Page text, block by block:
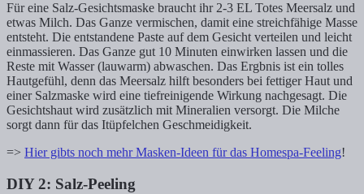
Für eine Salz-Gesichtsmaske braucht ihr 2-3 EL Totes Meersalz und
etwas Milch. Das Ganze vermischen, damit eine streichfähige Masse
entsteht. Die entstandene Paste auf dem Gesicht verteilen und leicht
einmassieren. Das Ganze gut 10 Minuten einwirken lassen und die
Reste mit Wasser (lauwarm) abwaschen. Das Ergbnis ist ein tolles
Hautgefühl, denn das Meersalz hilft besonders bei fettiger Haut und
einer Salzmaske wird eine tiefreinigende Wirkung nachgesagt. Die
Gesichtshaut wird zusätzlich mit Mineralien versorgt. Die Milche
sorgt dann für das Itüpfelchen Geschmeidigkeit.
=> Hier gibts noch mehr Masken-Ideen für das Homespa-Feeling!
DIY 2: Salz-Peeling